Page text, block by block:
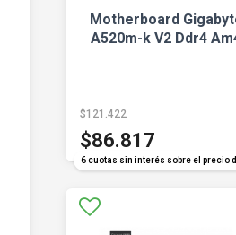
Motherboard
A520m-k V2 Ddr4
6 cuotas sin interés sobre el precio
$121.422
$86.817